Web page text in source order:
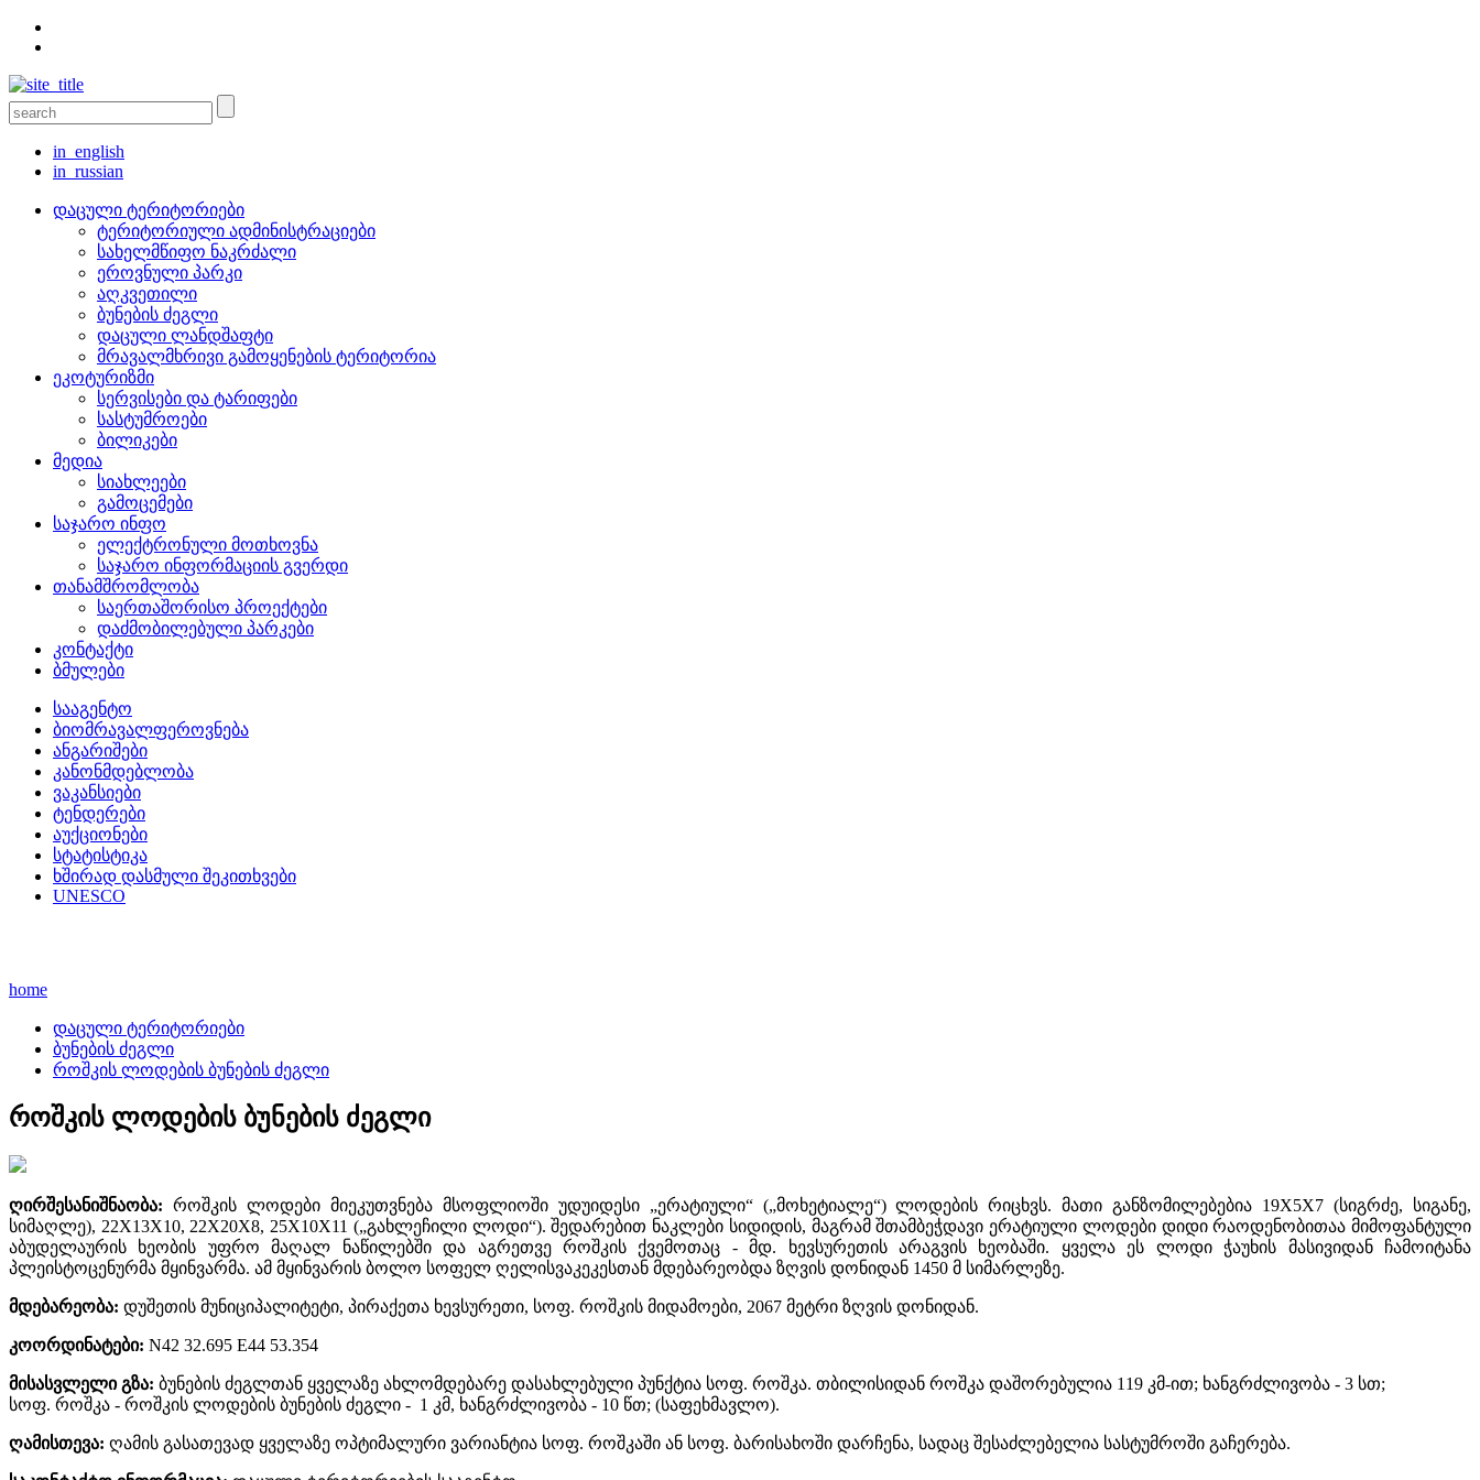
in_english
in_russian
დაცული ტერიტორიები
ტერიტორიული ადმინისტრაციები
სახელმწიფო ნაკრძალი
ეროვნული პარკი
აღკვეთილი
ბუნების ძეგლი
დაცული ლანდშაფტი
მრავალმხრივი გამოყენების ტერიტორია
ეკოტურიზმი
სერვისები და ტარიფები
სასტუმროები
ბილიკები
მედია
სიახლეები
გამოცემები
საჯარო ინფო
ელექტრონული მოთხოვნა
საჯარო ინფორმაციის გვერდი
თანამშრომლობა
საერთაშორისო პროექტები
დაძმობილებული პარკები
კონტაქტი
ბმულები
სააგენტო
ბიომრავალფეროვნება
ანგარიშები
კანონმდებლობა
ვაკანსიები
ტენდერები
აუქციონები
სტატისტიკა
ხშირად დასმული შეკითხვები
UNESCO
home
დაცული ტერიტორიები
ბუნების ძეგლი
როშკის ლოდების ბუნების ძეგლი
როშკის ლოდების ბუნების ძეგლი
ღირშესანიშნაობა: როშკის ლოდები მიეკუთვნება მსოფლიოში უდუიდესი „ერატიული“ („მოხეტიალე“) ლოდების რიცხვს. მათი განზომილებებია 19X5X7 (სიგრძე, სიგანე,
სიმაღლე), 22X13X10, 22X20X8, 25X10X11 („გახლეჩილი ლოდი“). შედარებით ნაკლები სიდიდის, მაგრამ შთამბეჭდავი ერატიული ლოდები დიდი რაოდენობითაა მიმოფანტული
აბუდელაურის ხეობის უფრო მაღალ ნაწილებში და აგრეთვე როშკის ქვემოთაც - მდ. ხევსურეთის არაგვის ხეობაში. ყველა ეს ლოდი ჭაუხის მასივიდან ჩამოიტანა
პლეისტოცენურმა მყინვარმა. ამ მყინვარის ბოლო სოფელ ღელისვაკეკესთან მდებარეობდა ზღვის დონიდან 1450 მ სიმარლეზე.
მდებარეობა: დუშეთის მუნიციპალიტეტი, პირაქეთა ხევსურეთი, სოფ. როშკის მიდამოები, 2067 მეტრი ზღვის დონიდან.
კოორდინატები: N42 32.695 E44 53.354
მისასვლელი გზა: ბუნების ძეგლთან ყველაზე ახლომდებარე დასახლებული პუნქტია სოფ. როშკა. თბილისიდან როშკა დაშორებულია 119 კმ-ით; ხანგრძლივობა - 3 სთ;
სოფ. როშკა - როშკის ლოდების ბუნების ძეგლი - 1 კმ, ხანგრძლივობა - 10 წთ; (საფეხმავლო).
ღამისთევა: ღამის გასათევად ყველაზე ოპტიმალური ვარიანტია სოფ. როშკაში ან სოფ. ბარისახოში დარჩენა, სადაც შესაძლებელია სასტუმროში გაჩერება.